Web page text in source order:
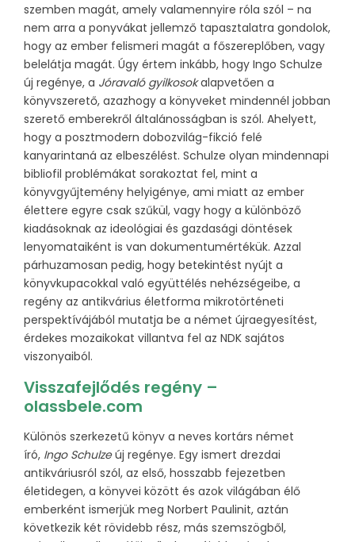
szemben magát, amely valamennyire róla szól – na
nem arra a ponyvákat jellemző tapasztalatra gondolok,
hogy az ember felismeri magát a főszereplőben, vagy
belelátja magát. Úgy értem inkább, hogy Ingo Schulze
új regénye, a Jóravaló gyilkosokalapvetően a
könyvszerető, azazhogy a könyveket mindennél jobban
szerető emberekről általánosságban is szól. Ahelyett,
hogy a posztmodern dobozvilág-fikció felé
kanyarintaná az elbeszélést. Schulze olyan mindennapi
bibliofil problémákat sorakoztat fel, mint a
könyvgyűjtemény helyigénye, ami miatt az ember
élettere egyre csak szűkül, vagy hogy a különböző
kiadásoknak az ideológiai és gazdasági döntések
lenyomataiként is van dokumentumértékük. Azzal
párhuzamosan pedig, hogy betekintést nyújt a
könyvkupacokkal való együttélés nehézségeibe, a
regény az antikvárius életforma mikrotörténeti
perspektívájából mutatja be a német újraegyesítést,
érdekes mozaikokat villantva fel az NDK sajátos
viszonyaiból.
Visszafejlődés regény –
olassbele.com
Különös szerkezetű könyv a neves kortárs német
író, Ingo Schulzeúj regénye. Egy ismert drezdai
antikváriusról szól, az első, hosszabb fejezetben
életidegen, a könyvei között és azok világában élő
emberként ismerjük meg Norbert Paulinit, aztán
következik két rövidebb rész, más szemszögből,